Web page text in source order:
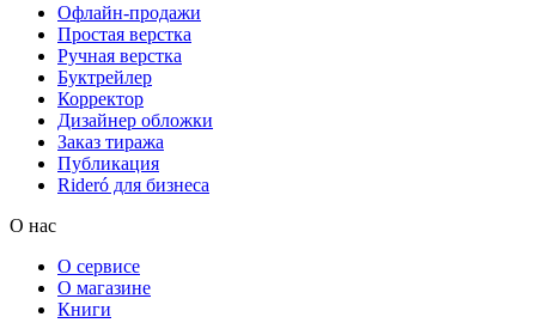
Офлайн-продажи
Простая верстка
Ручная верстка
Буктрейлер
Корректор
Дизайнер обложки
Заказ тиража
Публикация
Rideró для бизнеса
О нас
О сервисе
О магазине
Книги